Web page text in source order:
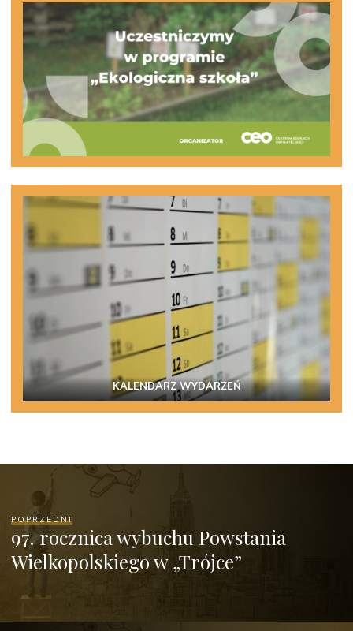
KALENDARZ WYDARZEŃ
POPRZEDNI
97. rocznica wybuchu Powstania
Wielkopolskiego w „Trójce”